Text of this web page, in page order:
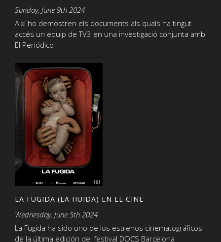
Sunday, June 9th 2024
Així ho demostren els documents als quals ha tingut
accés un equip de TV3 en una investigació conjunta amb
El Periódico
LA FUGIDA (LA HUIDA) EN EL CINE
Wednesday, June 5th 2024
La Fugida ha sido uno de los estrenos cinematográficos
de la última edición del festival DOCS Barcelona